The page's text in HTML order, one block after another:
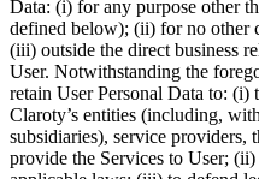
Data: (i) for any purpose other
defined below); (ii) for no other
(iii) outside the direct business
User. Notwithstanding the
retain User Personal Data to: (i)
Claroty’s entities (including,
subsidiaries), service providers,
provide the Services to User;